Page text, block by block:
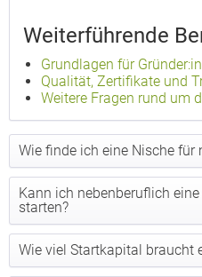
Weiterführende
Grundlagen für
Qualität, Zertifikate und
Weitere Fragen rund um
Wie finde ich eine Nische für
Kann ich nebenberuflich
starten?
Wie viel Startkapital braucht